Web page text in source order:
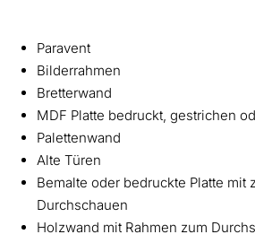
Paravent
Bilderrahmen
Bretterwand
MDF Platte bedruckt, gestrichen
Palettenwand
Alte Türen
Bemalte oder bedruckte Platte mit
Durchschauen
Holzwand mit Rahmen zum